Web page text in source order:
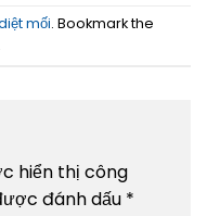
mối. Bookmark the
hiển thị công
đánh dấu *